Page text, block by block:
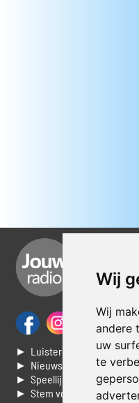
Wij
Wij
andere
uw
te
► Luisteren naar
► Nieuws
► Speellijst
► Stem voor de Dag top 3